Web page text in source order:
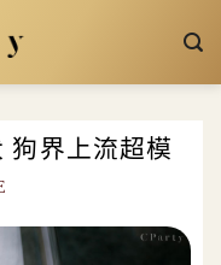
狗界上流超模